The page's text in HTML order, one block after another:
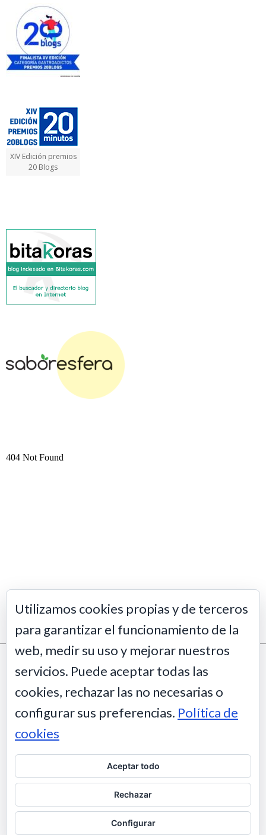
XIV Edición premios
20 Blogs
Este obra está bajo unalicencia de Creative Commons Reconocimiento-
Utilizamos cookies propias y de terceros
para garantizar el funcionamiento de la
web, medir su uso y mejorar nuestros
servicios. Puede aceptar todas las
cookies, rechazar las no necesarias o
configurar sus preferencias. Política de
cookies
Aceptar todo
Rechazar
Configurar